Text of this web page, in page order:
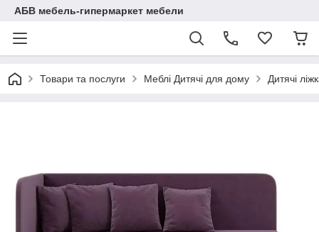
АБВ мебель-гипермаркет мебели
Товари та послуги Меблі Дитячі для дому Дитячі